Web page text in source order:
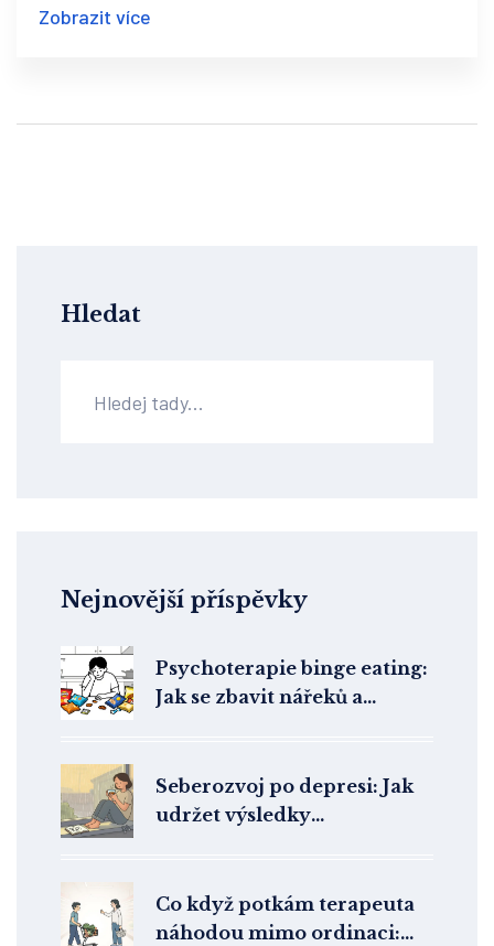
Zobrazit více
Hledat
Nejnovější příspěvky
Psychoterapie binge eating:
Jak se zbavit nářeků a
Seberozvoj po depresi: Jak
udržet výsledky
Co když potkám terapeuta
náhodou mimo ordinaci: